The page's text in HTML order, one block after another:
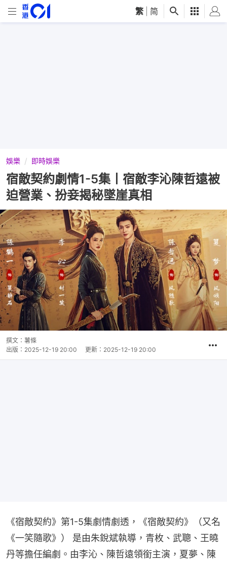
繁 简
娛樂 即時娛樂
宿敵契約劇情1-5集丨宿敵李沁陳哲遠被
迫營業、扮妾揭秘墜崖真相
撰文： 薯條
出版： 2025-12-19 20:00 更新： 2025-12-19 20:00
《宿敵契約》第1-5集劇情劇透，《宿敵契約》（又名
《一笑隨歌》） 是由朱銳斌執導，青枚、武聰、王曉
丹等擔任編劇。由李沁、陳哲遠領銜主演，夏夢、陳